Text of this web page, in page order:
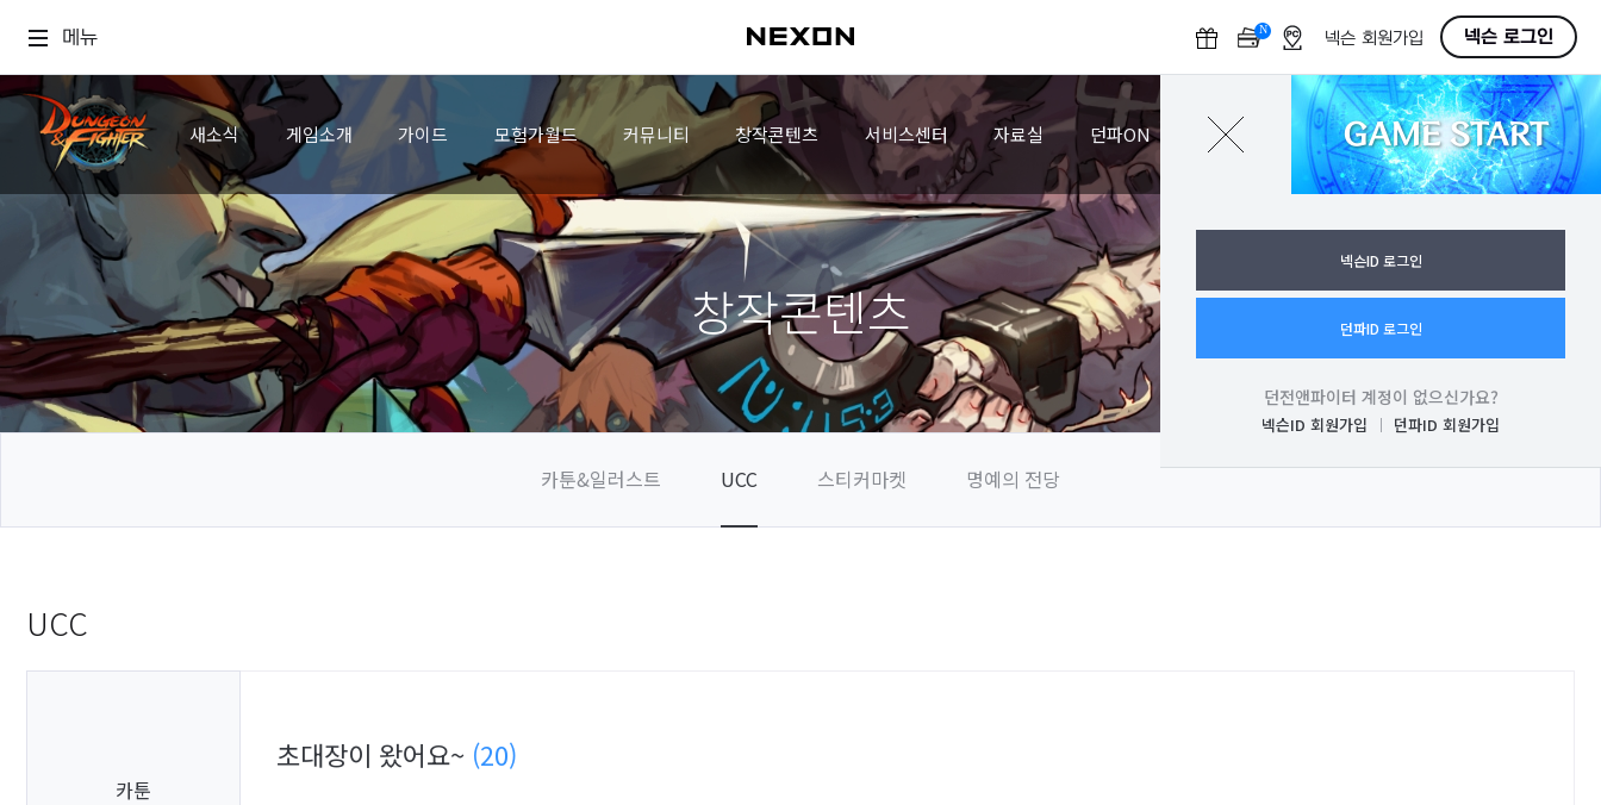
메뉴 N
F
넥슨 회원가입 넥슨 로그인
새소식 게임소개 가이드 모험가월드 커뮤니티 창작콘텐츠 서비스센터 자료실 던파ON GAME START
로그인
넥슨ID 로그인
던파ID 로그인
던전앤파이터 계정이 없으신가요?
넥슨ID 회원가입 던파ID 회원가입
창작콘텐츠
카툰&일러스트 UCC 스티커마켓 명예의 전당
UCC
카툰
초대장이 왔어요~ (20)